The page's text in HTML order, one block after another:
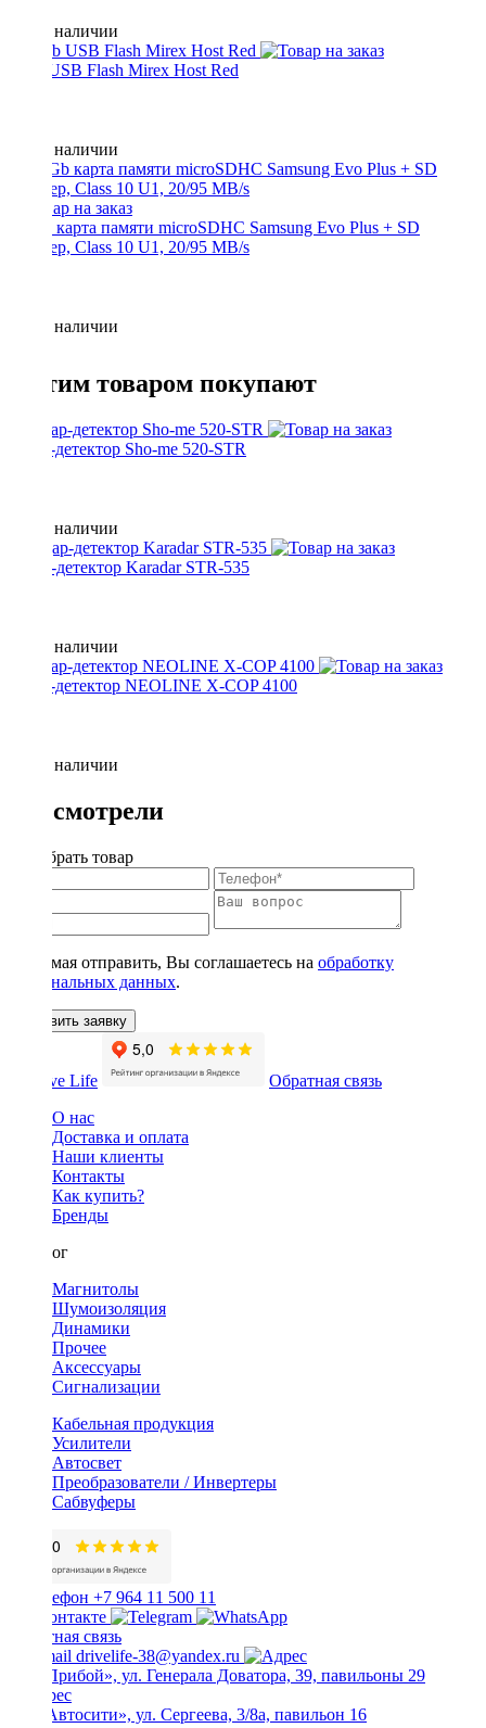
Нет в наличии
8 Gb USB Flash Mirex Host Red
Нет в наличии
32 Gb карта памяти microSDHC Samsung Evo Plus + SD
адаптер, Class 10 U1, 20/95 MB/s
Нет в наличии
С этим товаром покупают
радар-детектор Sho-me 520-STR
Нет в наличии
Радар-детектор Karadar STR-535
Нет в наличии
радар-детектор NEOLINE X-COP 4100
Нет в наличии
Вы смотрели
Подобрать товар
Нажимая отправить, Вы соглашаетесь на обработку
персональных данных.
Оставить заявку
Обратная связь
О нас
Доставка и оплата
Наши клиенты
Контакты
Как купить?
Бренды
Каталог
Магнитолы
Шумоизоляция
Динамики
Прочее
Аксессуары
Сигнализации
Кабельная продукция
Усилители
Автосвет
Преобразователи / Инвертеры
Сабвуферы
+7 964 11 500 11
Обратная связь
drivelife-38@yandex.ru
ТЦ «Прибой», ул. Генерала Доватора, 39, павильоны 29
ТЦ «Автосити», ул. Сергеева, 3/8а, павильон 16